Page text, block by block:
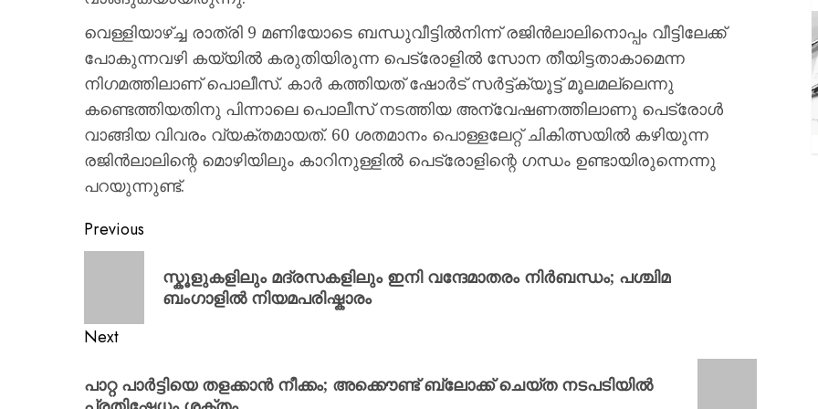
വെള്ളിയാഴ്ച്ച രാത്രി 9 മണിയോടെ ബന്ധുവീട്ടിൽനിന്ന് രജിൻലാലിനൊപ്പം വീട്ടിലേക്ക്
പോകുന്നവഴി കയ്യിൽ കരുതിയിരുന്ന പെട്രോളിൽ സോന തീയിട്ടതാകാമെന്ന
നിഗമത്തിലാണ് പൊലീസ്. കാർ കത്തിയത് ഷോർട് സർട്ട്ക്യൂട്ട് മൂലമല്ലെന്നു
കണ്ടെത്തിയതിനു പിന്നാലെ പൊലീസ് നടത്തിയ അന്വേഷണത്തിലാണു പെട്രോൾ
വാങ്ങിയ വിവരം വ്യക്തമായത്. 60 ശതമാനം പൊള്ളലേറ്റ് ചികിത്സയിൽ കഴിയുന്ന
രജിൻലാലിന്റെ മൊഴിയിലും കാറിനുള്ളിൽ പെട്രോളിന്റെ ഗന്ധം ഉണ്ടായിരുന്നെന്നു
പറയുന്നുണ്ട്.
Previous
സ്കൂളുകളിലും മദ്രസകളിലും ഇനി വന്ദേമാതരം നിർബന്ധം; പശ്ചിമ
ബംഗാളിൽ നിയമപരിഷ്കാരം
Next
പാറ്റ പാർട്ടിയെ തളക്കാൻ നീക്കം; അക്കൌണ്ട് ബ്ലോക്ക് ചെയ്ത നടപടിയിൽ